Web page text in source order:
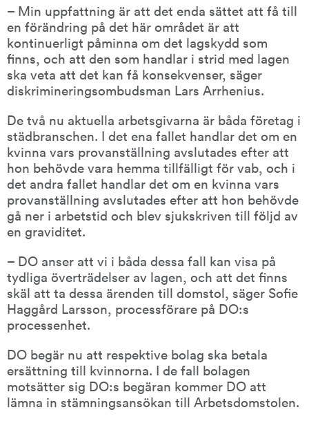
– Min uppfattning är att det enda sättet att få till
en förändring på det här området är att
kontinuerligt påminna om det lagskydd som
finns, och att den som handlar i strid med lagen
ska veta att det kan få konsekvenser, säger
diskrimineringsombudsman Lars Arrhenius.
De två nu aktuella arbetsgivarna är båda företag i
städbranschen. I det ena fallet handlar det om en
kvinna vars provanställning avslutades efter att
hon behövde vara hemma tillfälligt för vab, och i
det andra fallet handlar det om en kvinna vars
provanställning avslutades efter att hon behövde
gå ner i arbetstid och blev sjukskriven till följd av
en graviditet.
– DO anser att vi i båda dessa fall kan visa på
tydliga överträdelser av lagen, och att det finns
skäl att ta dessa ärenden till domstol, säger Sofie
Haggård Larsson, processförare på DO:s
processenhet.
DO begär nu att respektive bolag ska betala
ersättning till kvinnorna. I de fall bolagen
motsätter sig DO:s begäran kommer DO att
lämna in stämningsansökan till Arbetsdomstolen.